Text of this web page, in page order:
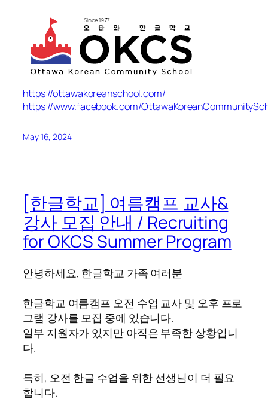
https://ottawakoreanschool.com/
https://www.facebook.com/
May 16, 2024
[한글학교] 여름캠프 교사&
강사 모집 안내 / Recruiting
for OKCS Summer Program
안녕하세요, 한글학교 가족 여러분
한글학교 여름캠프 오전 수업 교사 및 오후 프로
그램 강사를 모집 중에 있습니다.
일부 지원자가 있지만 아직은 부족한 상황입니
다.
특히, 오전 한글 수업을 위한 선생님이 더 필요
합니다.